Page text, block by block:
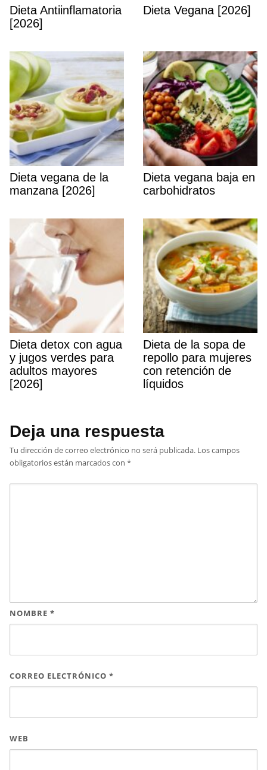
Dieta Antiinflamatoria
[2026]
Dieta Vegana [2026]
Dieta vegana de la
manzana [2026]
Dieta vegana baja en
carbohidratos
Dieta detox con agua
y jugos verdes para
adultos mayores
[2026]
Dieta de la sopa de
repollo para mujeres
con retención de
líquidos
Deja una respuesta
Tu dirección de correo electrónico no será publicada. Los campos
obligatorios están marcados con *
NOMBRE *
CORREO ELECTRÓNICO *
WEB